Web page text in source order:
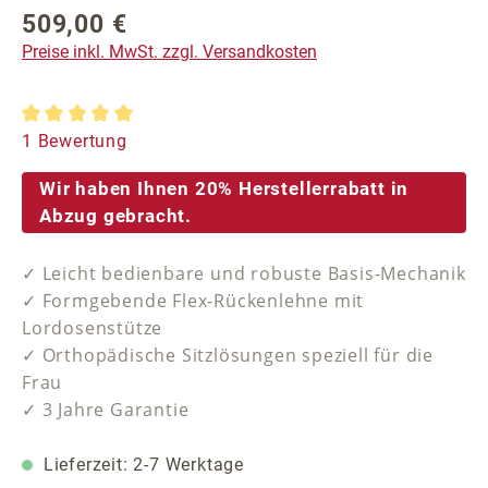
Regulärer Preis:
509,00 €
Preise inkl. MwSt. zzgl. Versandkosten
Durchschnittliche Bewertung von 5 von 5 Sternen
1 Bewertung
Wir haben Ihnen 20% Herstellerrabatt in
Abzug gebracht.
✓ Leicht bedienbare und robuste Basis-Mechanik
✓ Formgebende Flex-Rückenlehne mit
Lordosenstütze
✓ Orthopädische Sitzlösungen speziell für die
Frau
✓ 3 Jahre Garantie
Lieferzeit: 2-7 Werktage